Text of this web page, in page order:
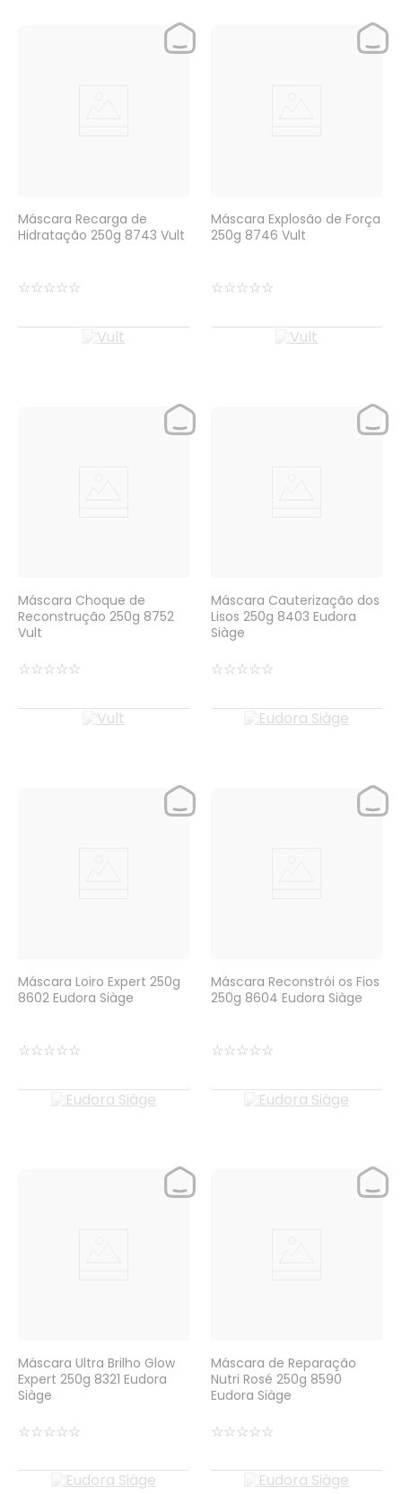
Máscara Recarga de
Hidratação 250g 8743 Vult
☆☆☆☆☆
Máscara Explosão de Força
250g 8746 Vult
☆☆☆☆☆
Máscara Choque de
Reconstrução 250g 8752
Vult
☆☆☆☆☆
Máscara Cauterização dos
Lisos 250g 8403 Eudora
Siàge
☆☆☆☆☆
Máscara Loiro Expert 250g
8602 Eudora Siàge
☆☆☆☆☆
Máscara Reconstrói os Fios
250g 8604 Eudora Siàge
☆☆☆☆☆
Máscara Ultra Brilho Glow
Expert 250g 8321 Eudora
Siàge
☆☆☆☆☆
Máscara de Reparação
Nutri Rosé 250g 8590
Eudora Siàge
☆☆☆☆☆